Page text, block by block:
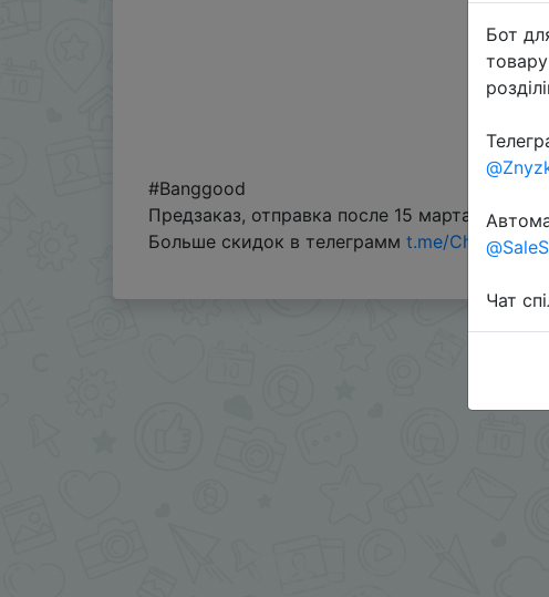
#Banggood
Предзаказ, отправка после 15 марта.
Больше скидок в телеграмм t.me/
Бот
Чат